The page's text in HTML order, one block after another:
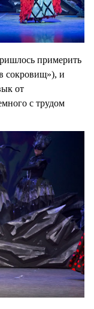
примерить
сокровищ»), и
от
с трудом